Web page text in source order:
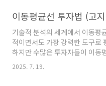
자 합니다. 이들의 관계는 단순
습니다 . 이 책의 원제는 '주식 시
거래하라'로, 제목 그대로 평범한
게 시장을 압도하는 '마법'과 같
있는지 그 비밀을 상세히 공개합
는 5년 연속 연평균 220%라는
률을 기록하며 수천 달러의 초기
기술적 분석의 세계에서 이동평
적이면서도 가장 강력한 도구로
하지만 수많은 투자자들이 이동
정한 잠재력을 간과하고 있습니
2025. 7. 19.